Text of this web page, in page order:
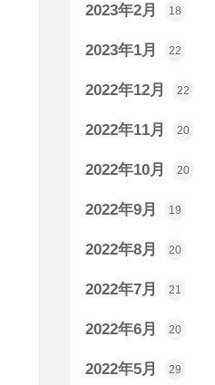
2023年2月 18
2023年1月 22
2022年12月 22
2022年11月 20
2022年10月 20
2022年9月 19
2022年8月 20
2022年7月 21
2022年6月 20
2022年5月 29